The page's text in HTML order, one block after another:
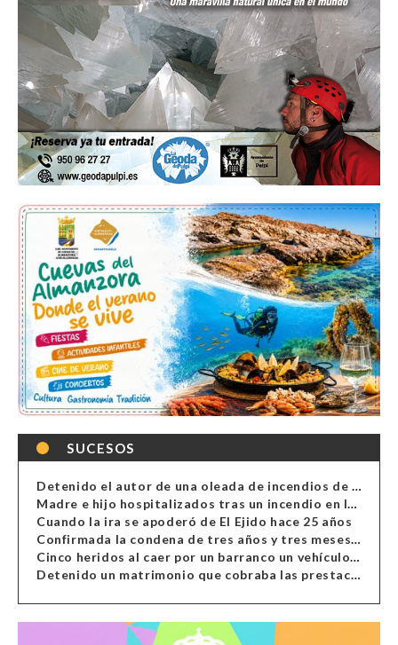
SUCESOS
Detenido el autor de una oleada de incendios de contenedores en Almería
Madre e hijo hospitalizados tras un incendio en la cocina de una vivienda en Almería
Cuando la ira se apoderó de El Ejido hace 25 años
Confirmada la condena de tres años y tres meses al hombre de Antas acusado de xenofobia
Cinco heridos al caer por un barranco un vehículo en Alcolea
Detenido un matrimonio que cobraba las prestaciones de ilegales en Almería, Granada, Málaga, Huelva y Murcia